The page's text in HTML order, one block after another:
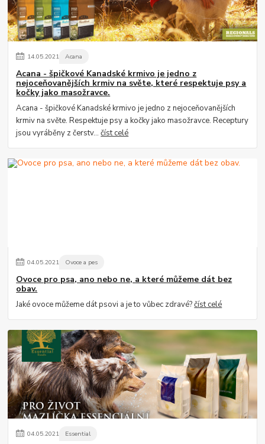
14.05.2021 Acana
Acana - špičkové Kanadské krmivo je jedno z
nejoceňovanějších krmiv na světe, které respektuje psy a
kočky jako masožravce.
Acana - špičkové Kanadské krmivo je jedno z nejoceňovanějších
krmiv na světe. Respektuje psy a kočky jako masožravce. Receptury
jsou vyráběny z čerstv...číst celé
04.05.2021 Ovoce a pes
Ovoce pro psa, ano nebo ne, a které můžeme dát bez
obav.
Jaké ovoce můžeme dát psovi a je to vůbec zdravé?číst celé
04.05.2021 Essential